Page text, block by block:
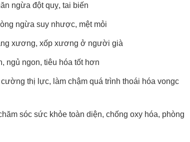
ngừa đột quỵ, tai biến
ngừa suy nhược, mệt mỏi
xương, xốp xương ở người già
ngủ ngon, tiêu hóa tốt hơn
thị lực, làm chậm quá trình thoái hóa vongc
sóc sức khỏe toàn diện, chống oxy hóa, phòng